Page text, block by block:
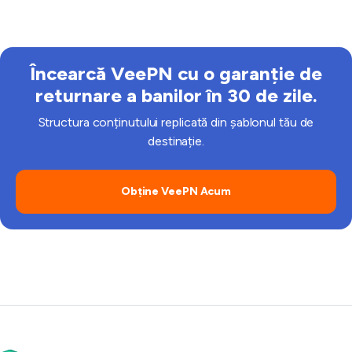
Încearcă VeePN cu o garanție de
returnare a banilor în 30 de zile.
Structura conținutului replicată din șablonul tău de
destinație.
Obține VeePN Acum